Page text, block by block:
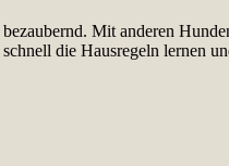
Mit anderen
die Hausregeln lernen